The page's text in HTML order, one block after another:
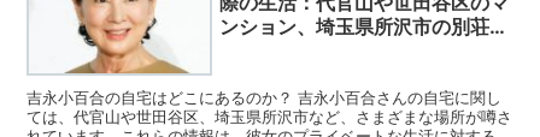
ンション、埼玉県所沢市の別荘に
吉永小百合の自宅はどこにあるのか？ 吉永小百合さんの自宅に関し
ては、代官山や世田谷区、埼玉県所沢市など、さまざまな場所が噂さ